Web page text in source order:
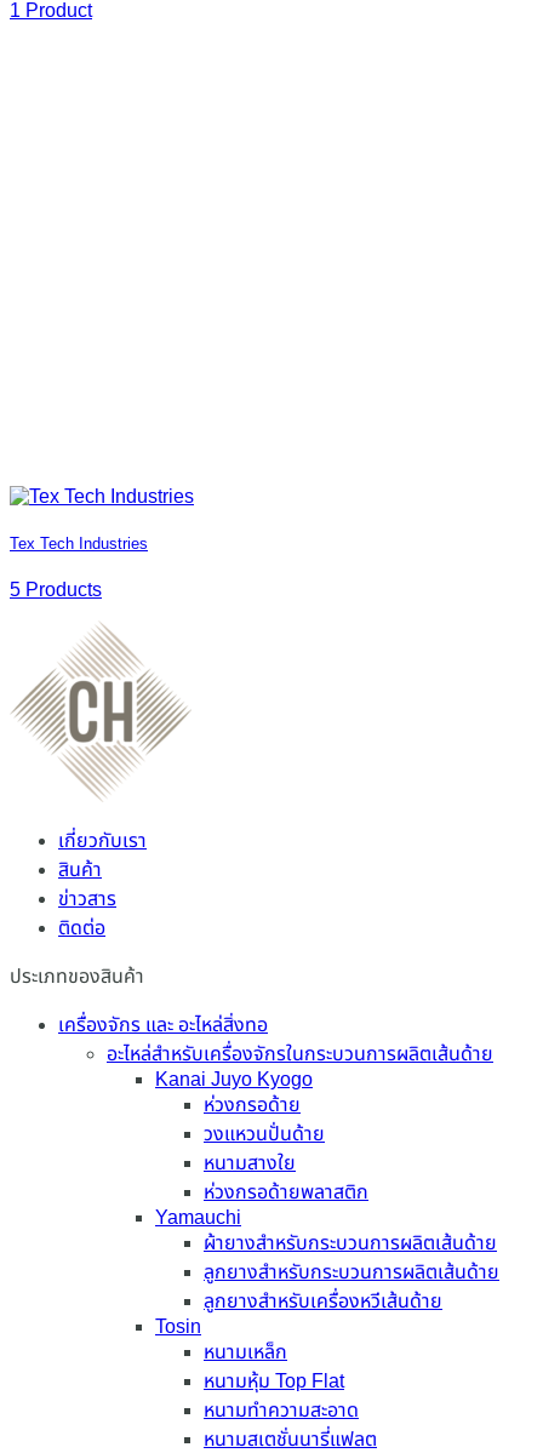
1 Product
Tex Tech Industries
5 Products
เกี่ยวกับเรา
สินค้า
ข่าวสาร
ติดต่อ
ประเภทของสินค้า
เครื่องจักร และ อะไหล่สิ่งทอ
อะไหล่สำหรับเครื่องจักรในกระบวนการผลิตเส้นด้าย
Kanai Juyo Kyogo
ห่วงกรอด้าย
วงแหวนปั่นด้าย
หนามสางใย
ห่วงกรอด้ายพลาสติก
Yamauchi
ผ้ายางสำหรับกระบวนการผลิตเส้นด้าย
ลูกยางสำหรับกระบวนการผลิตเส้นด้าย
ลูกยางสำหรับเครื่องหวีเส้นด้าย
Tosin
หนามเหล็ก
หนามหุ้ม Top Flat
หนามทำความสะอาด
หนามสเตชั่นนารี่แฟลต